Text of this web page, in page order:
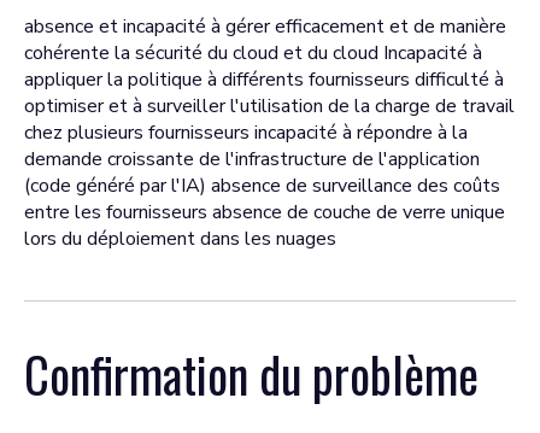
absence et incapacité à gérer efficacement et de manière
cohérente la sécurité du cloud et du cloud Incapacité à
appliquer la politique à différents fournisseurs difficulté à
optimiser et à surveiller l'utilisation de la charge de travail
chez plusieurs fournisseurs incapacité à répondre à la
demande croissante de l'infrastructure de l'application
(code généré par l'IA) absence de surveillance des coûts
entre les fournisseurs absence de couche de verre unique
lors du déploiement dans les nuages
Confirmation du problème